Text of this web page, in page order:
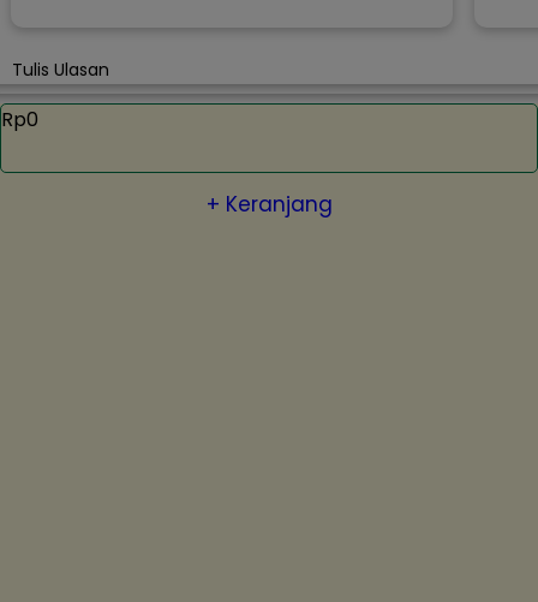
Tulis Ulasan
Rp0
+ Keranjang